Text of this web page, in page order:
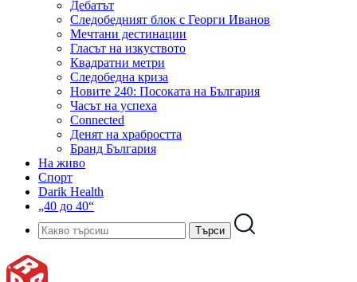
Дебатът
Следобедният блок с Георги Иванов
Мечтани дестинации
Гласът на изкуството
Квадратни метри
Следобедна криза
Новите 240: Посоката на България
Часът на успеха
Connected
Денят на храбростта
Бранд България
На живо
Спорт
Darik Health
„40 до 40“